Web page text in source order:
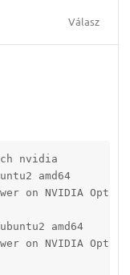
Válasz
nvidia
amd64
on NVIDIA
amd64
on NVIDIA